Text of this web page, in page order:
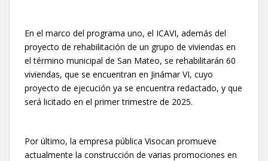
En el marco del programa uno, el ICAVI, además del
proyecto de rehabilitación de un grupo de viviendas en
el término municipal de San Mateo, se rehabilitarán 60
viviendas, que se encuentran en Jinámar VI, cuyo
proyecto de ejecución ya se encuentra redactado, y que
será licitado en el primer trimestre de 2025.
Por último, la empresa pública Visocan promueve
actualmente la construcción de varias promociones en